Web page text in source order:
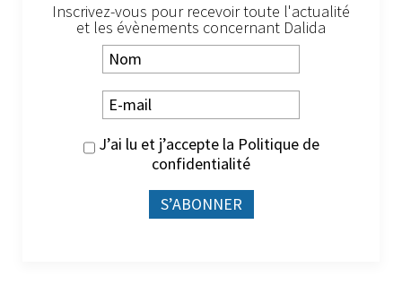
Inscrivez-vous pour recevoir toute l'actualité
et les évènements concernant Dalida
J’ai lu et j’accepte la Politique de
confidentialité